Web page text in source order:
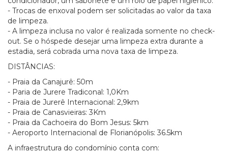
- Trocas de enxoval podem ser solicitadas ao valor da taxa
de limpeza.
- A limpeza inclusa no valor é realizada somente no check-
out. Se o hóspede desejar uma limpeza extra durante a
estadia, será cobrada uma nova taxa de limpeza.
DISTÂNCIAS:
- Praia da Canajurê: 50m
- Paria de Jurere Tradiconal: 1,0Km
- Praia de Jurerê Internacional: 2,9km
- Praia de Canasvieiras: 3Km
- Praia da Cachoeira do Bom Jesus: 5km
- Aeroporto Internacional de Florianópolis: 36.5km
A infraestrutura do condomínio conta com: